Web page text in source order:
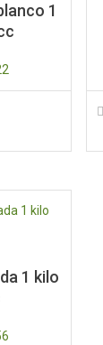
1
1 kilo